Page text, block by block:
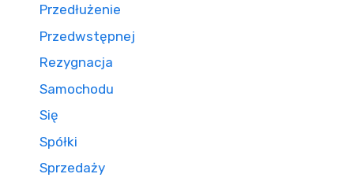
Przedłużenie
Przedwstępnej
Rezygnacja
Samochodu
Się
Spółki
Sprzedaży